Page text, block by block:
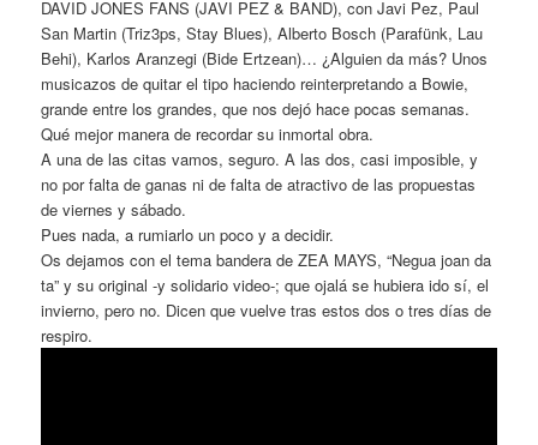
DAVID JONES FANS (JAVI PEZ & BAND), con Javi Pez, Paul
San Martin (Triz3ps, Stay Blues), Alberto Bosch (Parafünk, Lau
Behi), Karlos Aranzegi (Bide Ertzean)… ¿Alguien da más? Unos
musicazos de quitar el tipo haciendo reinterpretando a Bowie,
grande entre los grandes, que nos dejó hace pocas semanas.
Qué mejor manera de recordar su inmortal obra.
A una de las citas vamos, seguro. A las dos, casi imposible, y
no por falta de ganas ni de falta de atractivo de las propuestas
de viernes y sábado.
Pues nada, a rumiarlo un poco y a decidir.
Os dejamos con el tema bandera de ZEA MAYS, “Negua joan da
ta” y su original -y solidario video-; que ojalá se hubiera ido sí, el
invierno, pero no. Dicen que vuelve tras estos dos o tres días de
respiro.